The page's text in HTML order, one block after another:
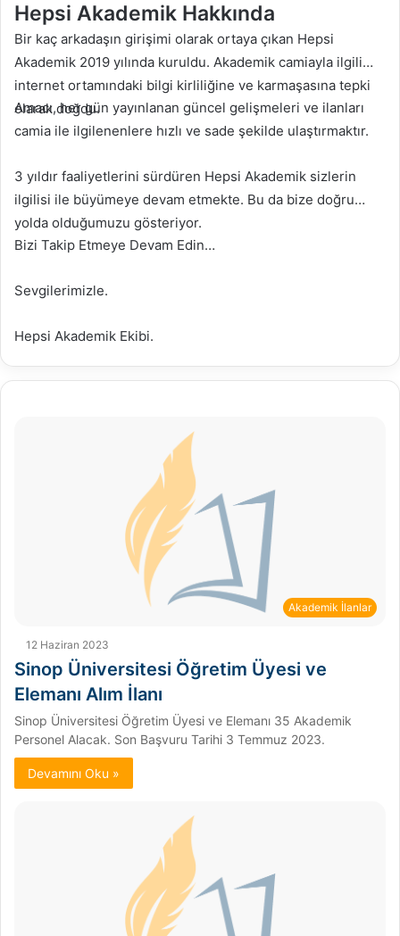
Hepsi Akademik Hakkında
Bir kaç arkadaşın girişimi olarak ortaya çıkan Hepsi
Akademik 2019 yılında kuruldu. Akademik camiayla ilgili
internet ortamındaki bilgi kirliliğine ve karmaşasına tepki
olarak doğdu.
Amacı, her gün yayınlanan güncel gelişmeleri ve ilanları
camia ile ilgilenenlere hızlı ve sade şekilde ulaştırmaktır.
3 yıldır faaliyetlerini sürdüren Hepsi Akademik sizlerin
ilgilisi ile büyümeye devam etmekte. Bu da bize doğru
yolda olduğumuzu gösteriyor.
Bizi Takip Etmeye Devam Edin…
Sevgilerimizle.
Hepsi Akademik Ekibi.
Akademik İlanlar
12 Haziran 2023
Sinop Üniversitesi Öğretim Üyesi ve
Elemanı Alım İlanı
Sinop Üniversitesi Öğretim Üyesi ve Elemanı 35 Akademik
Personel Alacak. Son Başvuru Tarihi 3 Temmuz 2023.
Devamını Oku »